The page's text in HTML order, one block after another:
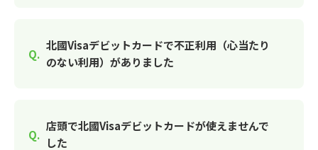
北國Visaデビットカードで不正利用（心当たり
のない利用）がありました
店頭で北國Visaデビットカードが使えませんで
した